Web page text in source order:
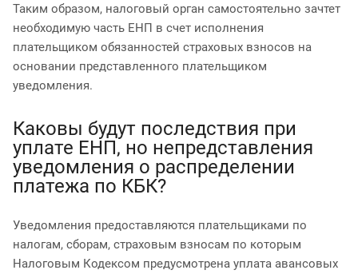
Таким образом, налоговый орган самостоятельно зачтет
необходимую часть ЕНП в счет исполнения
плательщиком обязанностей страховых взносов на
основании представленного плательщиком
уведомления.
Каковы будут последствия при
уплате ЕНП, но непредставления
уведомления о распределении
платежа по КБК?
Уведомления предоставляются плательщиками по
налогам, сборам, страховым взносам по которым
Налоговым Кодексом предусмотрена уплата авансовых